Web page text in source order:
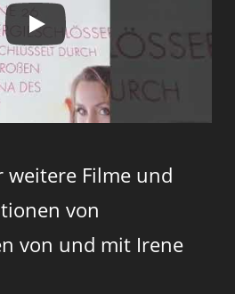
weitere Filme und
von
von und mit Irene